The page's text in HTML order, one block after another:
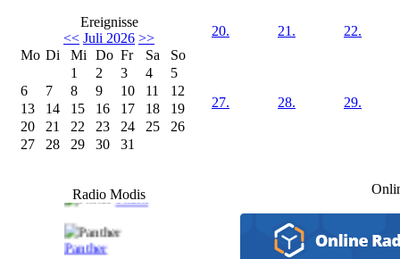
Ereignisse
<< Juli 2026 >>
Mo Di Mi Do Fr Sa
So
1
2 3 4
5
6
7 8 9 10 11
12
13
14 15 16 17 18
19
20
21 22 23 24 25
26
27
28 29 30 31
Radio Modis
Frank
Panther
20. 21. 22.
27. 28. 29.